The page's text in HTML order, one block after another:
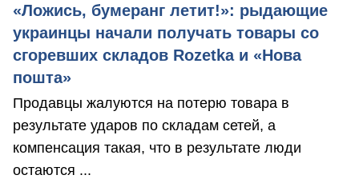
«Ложись, бумеранг летит!»: рыдающие
украинцы начали получать товары со
сгоревших складов Rozetka и «Нова
пошта»
Продавцы жалуются на потерю товара в
результате ударов по складам сетей, а
компенсация такая, что в результате люди
остаются ...